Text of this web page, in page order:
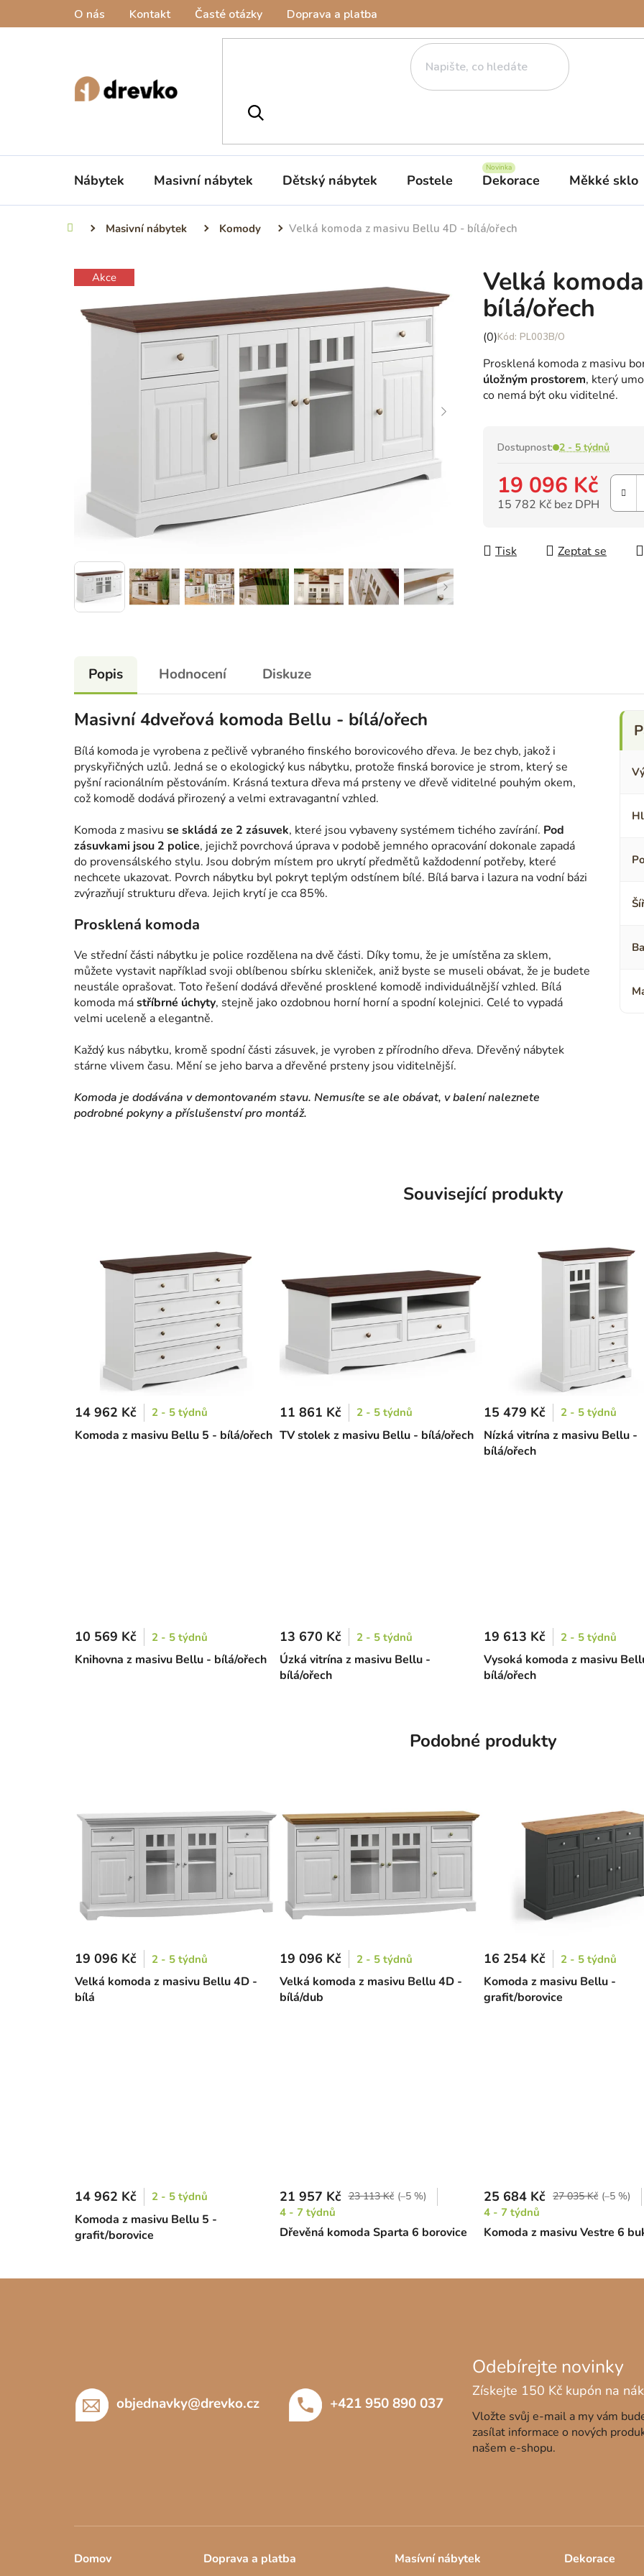
O nás Kontakt Časté otázky Doprava a platba
Nábytek Masivní nábytek Dětský nábytek Postele Dekorace Měkké sklo
Domů Masivní nábytek Komody Velká komoda z masivu Bellu 4D - bílá/ořech
Velká
bílá/ořech
Průměrné
produktu
je
0,0
hvězdiček.
(0) PL003B/O
Prosklená komoda z masivu
úložným prostorem, který
co nemá být oku viditelné.
Dostupnost: 2 - 5 týdnů
19 096 Kč
15 782 Kč bez DPH
Tisk
Zeptat se
Akce
Popis Hodnocení Diskuze
Masivní 4dveřová komoda Bellu - bílá/ořech
Bílá komoda je vyrobena z pečlivě vybraného finského borovicového dřeva. Je bez chyb, jakož i
pryskyřičných uzlů. Jedná se o ekologický kus nábytku, protože finská borovice je strom, který se
pyšní racionálním pěstováním. Krásná textura dřeva má prsteny ve dřevě viditelné pouhým okem,
což komodě dodává přirozený a velmi extravagantní vzhled.
Komoda z masivu se skládá ze 2 zásuvek, které jsou vybaveny systémem tichého zavírání. Pod
zásuvkami jsou 2 police, jejichž povrchová úprava v podobě jemného opracování dokonale zapadá
do provensálského stylu. Jsou dobrým místem pro ukrytí předmětů každodenní potřeby, které
nechcete ukazovat. Povrch nábytku byl pokryt teplým odstínem bílé. Bílá barva i lazura na vodní bázi
zvýrazňují strukturu dřeva. Jejich krytí je cca 85%.
Prosklená komoda
Ve střední části nábytku je police rozdělena na dvě části. Díky tomu, že je umístěna za sklem,
můžete vystavit například svoji oblíbenou sbírku skleniček, aniž byste se museli obávat, že je budete
neustále oprašovat. Toto řešení dodává dřevěné prosklené komodě individuálnější vzhled. Bílá
komoda mástříbrné úchyty, stejně jako ozdobnou horní horní a spodní kolejnici. Celé to vypadá
velmi uceleně a elegantně.
Každý kus nábytku, kromě spodní části zásuvek, je vyroben z přírodního dřeva. Dřevěný nábytek
stárne vlivem času. Mění se jeho barva a dřevěné prsteny jsou viditelnější.
Komoda je dodávána v demontovaném stavu. Nemusíte se ale obávat, v balení naleznete
podrobné pokyny a příslušenství pro montáž.
Související produkty
Komoda z masivu Bellu 5 - bílá/ořech
14 962 Kč 2 - 5 týdnů
TV stolek z masivu Bellu - bílá/ořech
11 861 Kč 2 - 5 týdnů
Nízká vitrína z masivu Bellu -
bílá/ořech
15 479 Kč 2 - 5 týdnů
Knihovna z masivu Bellu - bílá/ořech
10 569 Kč 2 - 5 týdnů
Úzká vitrína z masivu Bellu -
bílá/ořech
13 670 Kč 2 - 5 týdnů
Vysoká komoda z masivu
bílá/ořech
19 613 Kč 2 - 5 týdnů
Podobné produkty
Velká komoda z masivu Bellu 4D -
bílá
19 096 Kč 2 - 5 týdnů
Velká komoda z masivu Bellu 4D -
bílá/dub
19 096 Kč 2 - 5 týdnů
Komoda z masivu Bellu -
grafit/borovice
16 254 Kč 2 - 5 týdnů
Komoda z masivu Bellu 5 -
grafit/borovice
14 962 Kč 2 - 5 týdnů
Dřevěná komoda Sparta 6 borovice
21 957 Kč 23 113 Kč (–5 %)
4 - 7 týdnů
Komoda z masivu Vestre 6
25 684 Kč 27 035 Kč (–5 %)
4 - 7 týdnů
objednavky@drevko.cz +421 950 890 037
Vložte svůj e-mail a my vám
zasílat informace o nových
našem e-shopu.
Domov Doprava a platba Masívní nábytek Dekorace